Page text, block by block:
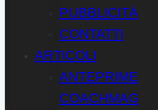
PUBBLICITÀ
CONTATTI
ARTICOLI
ANTEPRIME
COACHMAG